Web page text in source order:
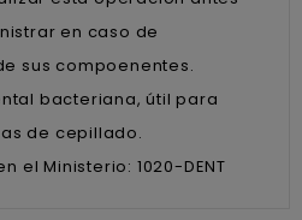
en caso de
sus compoenentes.
bacteriana, útil para
de cepillado.
el Ministerio: 1020-DENT